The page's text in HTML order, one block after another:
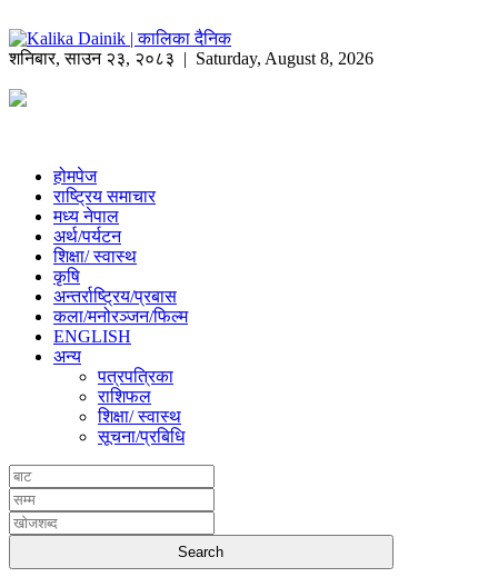
शनिबार,साउन २३, २०८३ | Saturday, August 8, 2026
होमपेज
राष्ट्रिय समाचार
मध्य नेपाल
अर्थ/पर्यटन
शिक्षा/ स्वास्थ
कृषि
अन्तर्राष्ट्रिय/प्रबास
कला/मनोरञ्जन/फिल्म
ENGLISH
अन्य
पत्रपत्रिका
राशिफल
शिक्षा/ स्वास्थ
सूचना/प्रबिधि